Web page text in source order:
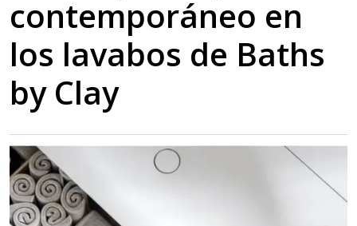
contemporáneo en
los lavabos de Baths
by Clay